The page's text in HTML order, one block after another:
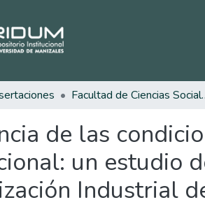
Facultad de
de las
un estudio
Industrial